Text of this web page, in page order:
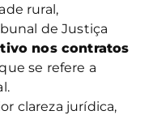
rural,
de Justiça
nos contratos
se refere a
clareza jurídica,